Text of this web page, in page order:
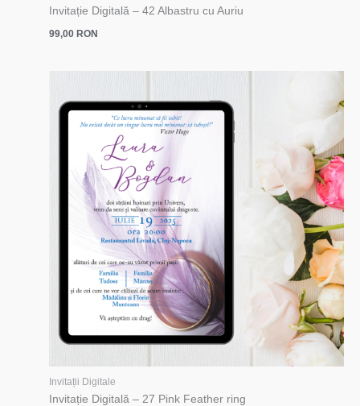
Invitație Digitală – 42 Albastru cu Auriu
99,00RON
Invitații Digitale
Invitație Digitală – 27 Pink Feather ring